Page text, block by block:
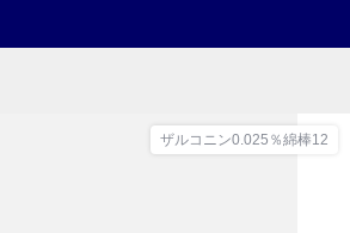
ザルコニン0.025％綿棒12